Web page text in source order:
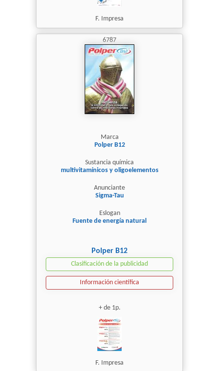
F. Impresa
6787
Marca
Polper B12
Sustancia química
multivitamínicos y oligoelementos
Anunciante
Sigma-Tau
Eslogan
Fuente de energía natural
Polper B12
Clasificación de la publicidad
Información científica
+ de 1p.
F. Impresa